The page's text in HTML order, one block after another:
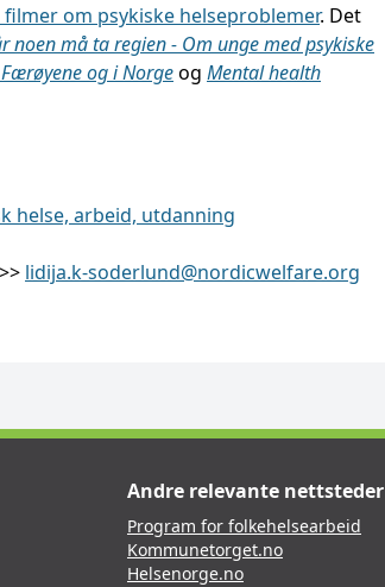
filmer om psykiske helseproblemer. Det
noen må ta regien - Om unge med psykiske
og i Norgeog Mental health
helse, arbeid, utdanning
lidija.k-soderlund@nordicwelfare.org
Andre relevante nettsteder
Program for folkehelsearbeid
Kommunetorget.no
Helsenorge.no